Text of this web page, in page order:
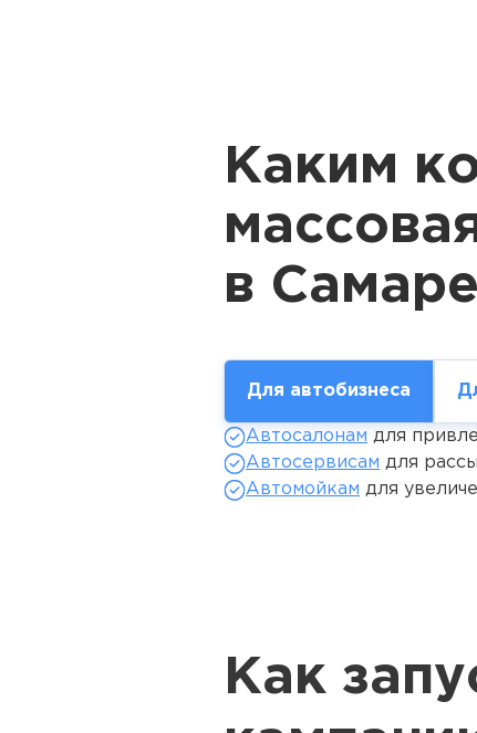
Каким
Для автобизнеса
Автосалонам для
Автосервисам для
Автомойкам для
Как